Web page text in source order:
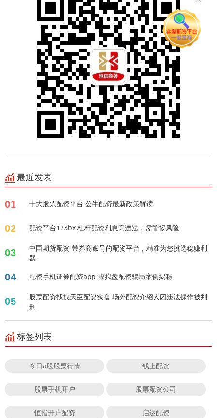
最近发表
01 十大股票配资平台 公牛配资最新政策解读
02 配资平台173bx 杠杆配资利息高违法，需警惕风险
03
中国期货配资 带券商账号的配资平台，精准为您挑选稳赚利
器
04 配资手机证券配资app 虚拟盘配资骗局案例揭秘
05
股票配资找找天臣配资实盘 场外配资介绍人因违法操作被判
刑
标签列表
今日a股股票行情 线上配资
股票手机开户 股票配资公司
恒指开户配资 启运配资